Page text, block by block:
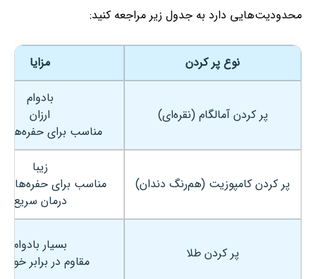
محدودیت‌هایی دارد به جدول زیر مراجعه کنید:
نوع پر کردن مزایا
پر کردن آمالگام (نقره‌ای)
بادوام
ارزان
مناسب برای حفره‌های
پر کردن کامپوزیت (هم‌رنگ دندان)
زیبا
مناسب برای
درمان سریع
پر کردن طلا
بسیار بادوام
مقاوم در برابر